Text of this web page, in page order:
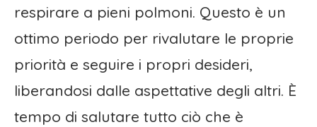
respirare a pieni polmoni. Questo è un
ottimo periodo per rivalutare le proprie
priorità e seguire i propri desideri,
liberandosi dalle aspettative degli altri. È
tempo di salutare tutto ciò che è